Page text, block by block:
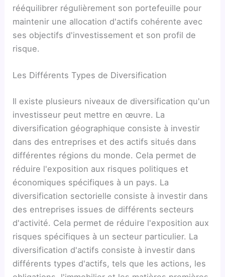
rééquilibrer régulièrement son portefeuille pour
maintenir une allocation d'actifs cohérente avec
ses objectifs d'investissement et son profil de
risque.
Les Différents Types de Diversification
Il existe plusieurs niveaux de diversification qu'un
investisseur peut mettre en œuvre. La
diversification géographique consiste à investir
dans des entreprises et des actifs situés dans
différentes régions du monde. Cela permet de
réduire l'exposition aux risques politiques et
économiques spécifiques à un pays. La
diversification sectorielle consiste à investir dans
des entreprises issues de différents secteurs
d'activité. Cela permet de réduire l'exposition aux
risques spécifiques à un secteur particulier. La
diversification d'actifs consiste à investir dans
différents types d'actifs, tels que les actions, les